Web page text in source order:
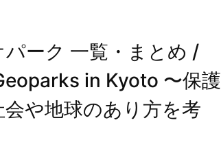
ーク 一覧・まとめ /
in Kyoto 〜保護
や地球のあり方を考